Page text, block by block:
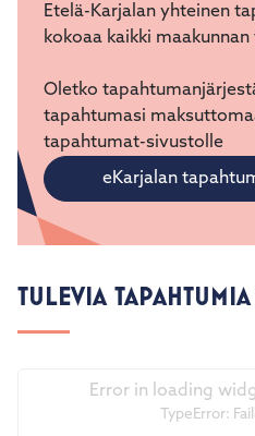
Etelä-Karjalan yhteinen
kokoaa kaikki
Oletko
tapahtumasi
tapahtumat-sivustolle
eKarjalan
TULEVIA
Error in loading
TypeError: